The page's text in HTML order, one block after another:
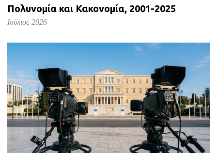
Πολυνομία και Κακονομία, 2001-2025
Ιούλιος 2026